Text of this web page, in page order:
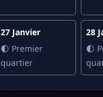
27 Janvier
🌓 Premier
quartier
28
🌓